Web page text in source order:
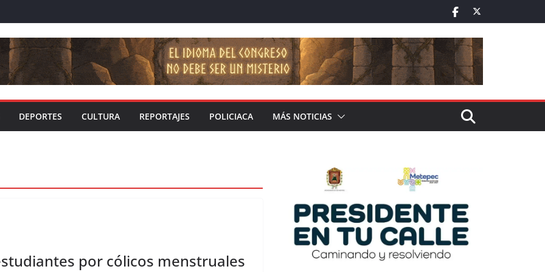
DEPORTES CULTURA REPORTAJES POLICIACA MÁS NOTICIAS
por cólicos menstruales